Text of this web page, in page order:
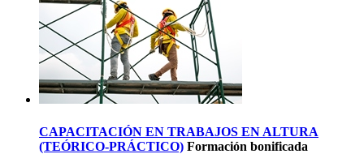
CAPACITACIÓN EN TRABAJOS EN ALTURA
(TEÓRICO-PRÁCTICO) Formación bonificada